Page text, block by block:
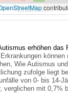
erhöhen das
können
Wie Autismus
zufolge liegt
von 0- bis 14-
verglichen mit 0,7%